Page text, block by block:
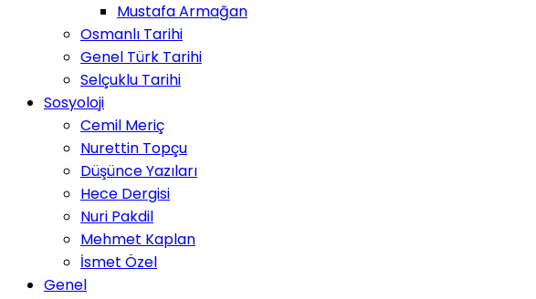
Mustafa Armağan
Osmanlı Tarihi
Genel Türk Tarihi
Selçuklu Tarihi
Sosyoloji
Cemil Meriç
Nurettin Topçu
Düşünce Yazıları
Hece Dergisi
Nuri Pakdil
Mehmet Kaplan
İsmet Özel
Genel